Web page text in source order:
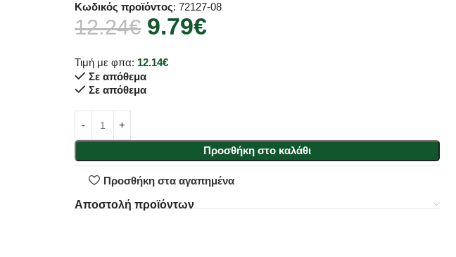
Κωδικός προϊόντος: 72127-08
12.24€ 9.79€
Τιμή με φπα: 12.14€
Σε απόθεμα
Σε απόθεμα
Προσθήκη στο καλάθι
Προσθήκη στα αγαπημένα
Αποστολή προϊόντων